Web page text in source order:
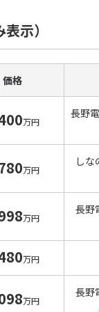
示）
価格
万円
長野
万円
し
万円
長野
万円
万円
長野